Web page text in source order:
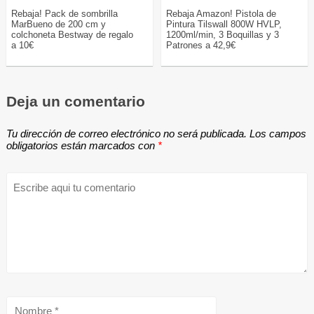
Rebaja! Pack de sombrilla
MarBueno de 200 cm y
colchoneta Bestway de regalo
a 10€
Rebaja Amazon! Pistola de
Pintura Tilswall 800W HVLP,
1200ml/min, 3 Boquillas y 3
Patrones a 42,9€
Deja un comentario
Tu dirección de correo electrónico no será publicada. Los campos
obligatorios están marcados con *